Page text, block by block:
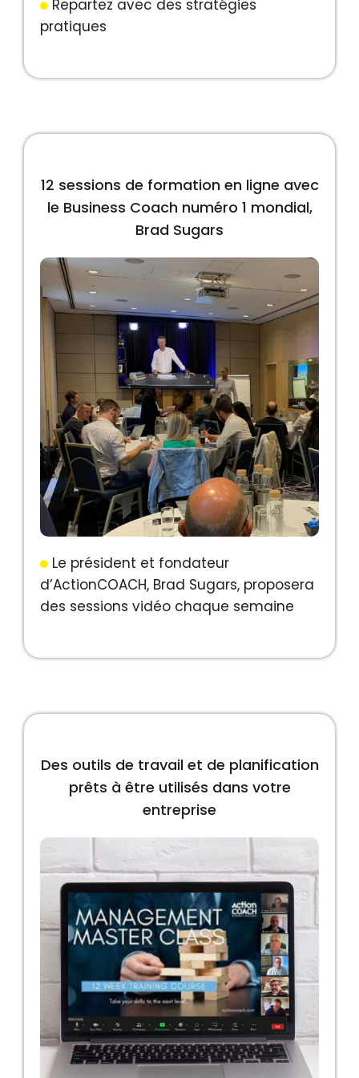
Repartez avec des stratégies
pratiques
12 sessions de formation en ligne avec
le Business Coach numéro 1 mondial,
Brad Sugars
Le président et fondateur
d’ActionCOACH, Brad Sugars, proposera
des sessions vidéo chaque semaine
Des outils de travail et de planification
prêts à être utilisés dans votre
entreprise